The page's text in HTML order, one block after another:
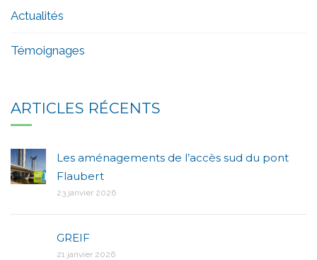
Actualités
Témoignages
ARTICLES RÉCENTS
Les aménagements de l’accès sud du pont
Flaubert
23 janvier 2026
GREIF
21 janvier 2026